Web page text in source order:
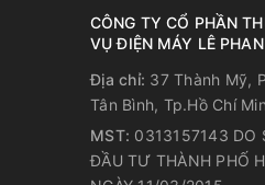
3. Tiết kiệm
Động cơ DC từ trở -
CÔNG TY CỔ PHẦN
VỤ ĐIỆN MÁY LÊ PHAN
Địa chỉ: 37 Thành Mỹ,
Tân Bình, Tp.Hồ Chí
MST: 0313157143 DO
ĐẦU TƯ THÀNH PHỐ